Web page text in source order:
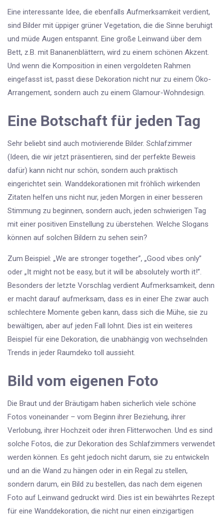
Eine interessante Idee, die ebenfalls Aufmerksamkeit verdient,
sind Bilder mit üppiger grüner Vegetation, die die Sinne beruhigt
und müde Augen entspannt. Eine große Leinwand über dem
Bett, z.B. mit Bananenblättern, wird zu einem schönen Akzent.
Und wenn die Komposition in einen vergoldeten Rahmen
eingefasst ist, passt diese Dekoration nicht nur zu einem Öko-
Arrangement, sondern auch zu einem Glamour-Wohndesign.
Eine Botschaft für jeden Tag
Sehr beliebt sind auch motivierende Bilder. Schlafzimmer
(Ideen, die wir jetzt präsentieren, sind der perfekte Beweis
dafür) kann nicht nur schön, sondern auch praktisch
eingerichtet sein. Wanddekorationen mit fröhlich wirkenden
Zitaten helfen uns nicht nur, jeden Morgen in einer besseren
Stimmung zu beginnen, sondern auch, jeden schwierigen Tag
mit einer positiven Einstellung zu überstehen. Welche Slogans
können auf solchen Bildern zu sehen sein?
Zum Beispiel: „We are stronger together”, „Good vibes only”
oder „It might not be easy, but it will be absolutely worth it!”.
Besonders der letzte Vorschlag verdient Aufmerksamkeit, denn
er macht darauf aufmerksam, dass es in einer Ehe zwar auch
schlechtere Momente geben kann, dass sich die Mühe, sie zu
bewältigen, aber auf jeden Fall lohnt. Dies ist ein weiteres
Beispiel für eine Dekoration, die unabhängig von wechselnden
Trends in jeder Raumdeko toll aussieht.
Bild vom eigenen Foto
Die Braut und der Bräutigam haben sicherlich viele schöne
Fotos voneinander – vom Beginn ihrer Beziehung, ihrer
Verlobung, ihrer Hochzeit oder ihren Flitterwochen. Und es sind
solche Fotos, die zur Dekoration des Schlafzimmers verwendet
werden können. Es geht jedoch nicht darum, sie zu entwickeln
und an die Wand zu hängen oder in ein Regal zu stellen,
sondern darum, ein Bild zu bestellen, das nach dem eigenen
Foto auf Leinwand gedruckt wird. Dies ist ein bewährtes Rezept
für eine Wanddekoration, die nicht nur einen einzigartigen